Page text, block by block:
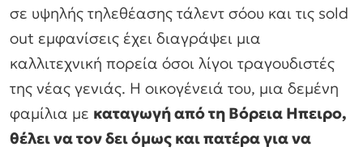
σε υψηλής τηλεθέασης τάλεντ σόου και τις sold
out εμφανίσεις έχει διαγράψει μια
καλλιτεχνική πορεία όσοι λίγοι τραγουδιστές
της νέας γενιάς. Η οικογένειά του, μια δεμένη
φαμίλια με καταγωγή από τη Βόρεια Ηπειρο,
θέλει να τον δει όμως και πατέρα για να